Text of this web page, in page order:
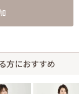
方におすすめ